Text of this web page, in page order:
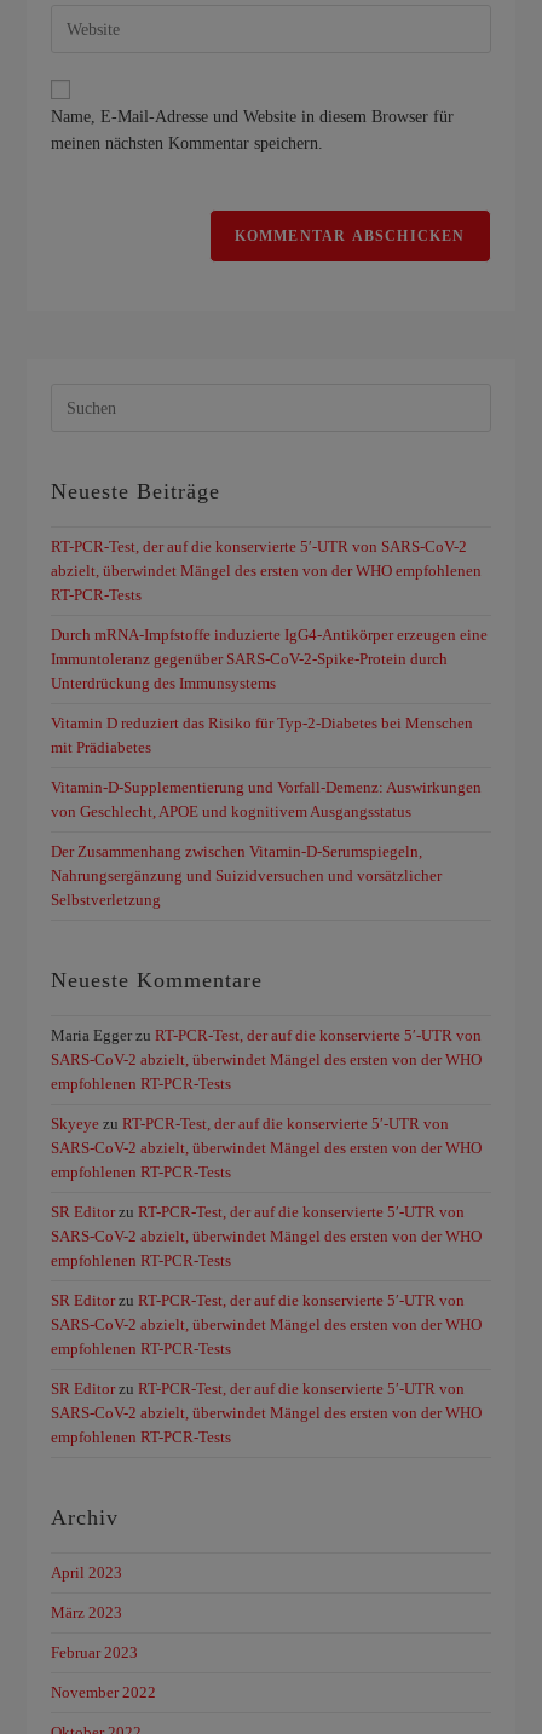
Name, E-Mail-Adresse und Website in diesem Browser für
meinen nächsten Kommentar speichern.
Neueste Beiträge
RT-PCR-Test, der auf die konservierte 5′-UTR von SARS-CoV-2
abzielt, überwindet Mängel des ersten von der WHO empfohlenen
RT-PCR-Tests
Durch mRNA-Impfstoffe induzierte IgG4-Antikörper erzeugen eine
Immuntoleranz gegenüber SARS-CoV-2-Spike-Protein durch
Unterdrückung des Immunsystems
Vitamin D reduziert das Risiko für Typ-2-Diabetes bei Menschen
mit Prädiabetes
Vitamin-D-Supplementierung und Vorfall-Demenz: Auswirkungen
von Geschlecht, APOE und kognitivem Ausgangsstatus
Der Zusammenhang zwischen Vitamin-D-Serumspiegeln,
Nahrungsergänzung und Suizidversuchen und vorsätzlicher
Selbstverletzung
Neueste Kommentare
Maria Egger zuRT-PCR-Test, der auf die konservierte 5′-UTR von
SARS-CoV-2 abzielt, überwindet Mängel des ersten von der WHO
empfohlenen RT-PCR-Tests
Skyeye zuRT-PCR-Test, der auf die konservierte 5′-UTR von
SARS-CoV-2 abzielt, überwindet Mängel des ersten von der WHO
empfohlenen RT-PCR-Tests
SR EditorzuRT-PCR-Test, der auf die konservierte 5′-UTR von
SARS-CoV-2 abzielt, überwindet Mängel des ersten von der WHO
empfohlenen RT-PCR-Tests
SR EditorzuRT-PCR-Test, der auf die konservierte 5′-UTR von
SARS-CoV-2 abzielt, überwindet Mängel des ersten von der WHO
empfohlenen RT-PCR-Tests
SR EditorzuRT-PCR-Test, der auf die konservierte 5′-UTR von
SARS-CoV-2 abzielt, überwindet Mängel des ersten von der WHO
empfohlenen RT-PCR-Tests
Archiv
April 2023
März 2023
Februar 2023
November 2022